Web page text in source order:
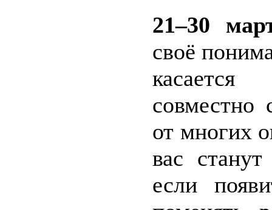
21–30
своё
совместно
от многих
вас
если